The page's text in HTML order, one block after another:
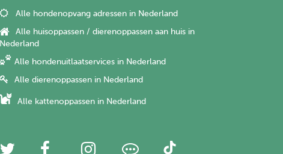
Alle hondenopvang adressen in Nederland
Alle huisoppassen / dierenoppassen aan huis in
Nederland
Alle hondenuitlaatservices in Nederland
Alle dierenoppassen in Nederland
Alle kattenoppassen in Nederland